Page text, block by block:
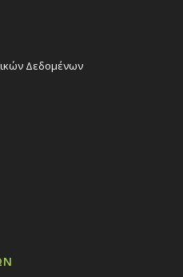
Δημοτικό Θέατρο
Δεδομένων